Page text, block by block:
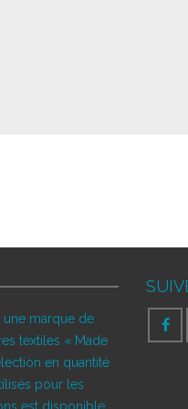
une marque de
textiles « Made
en quantité
pour les